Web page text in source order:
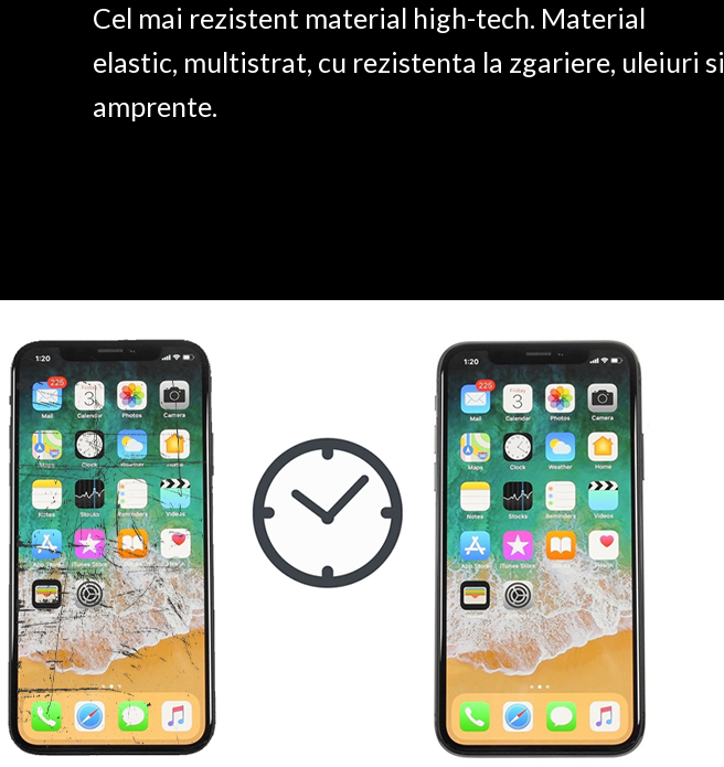
Cel mai rezistent material high-tech. Material
elastic, multistrat, cu rezistenta la zgariere, uleiuri si
amprente.